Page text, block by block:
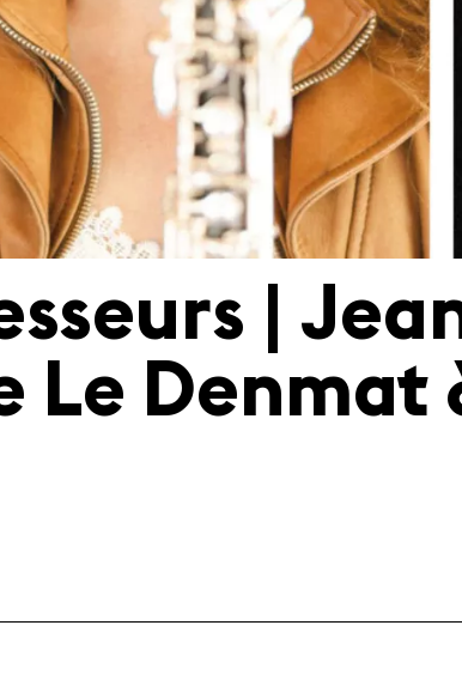
|
Le Denmat